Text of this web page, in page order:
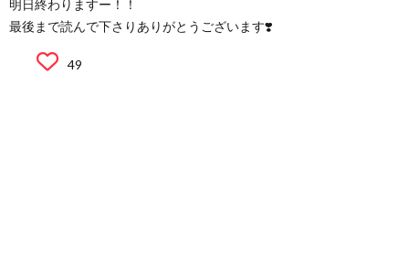
明日終わりますー！！
最後まで読んで下さりありがとうございます❣️
49